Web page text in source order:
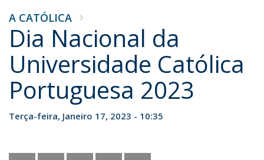
A CATÓLICA
Dia Nacional da
Universidade Católica
Portuguesa 2023
Terça-feira, Janeiro 17, 2023 - 10:35